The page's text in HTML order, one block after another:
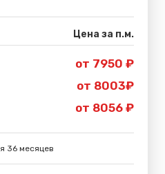
Цена за п.м.
от 7950 ₽
от 8003₽
от 8056 ₽
36 месяцев